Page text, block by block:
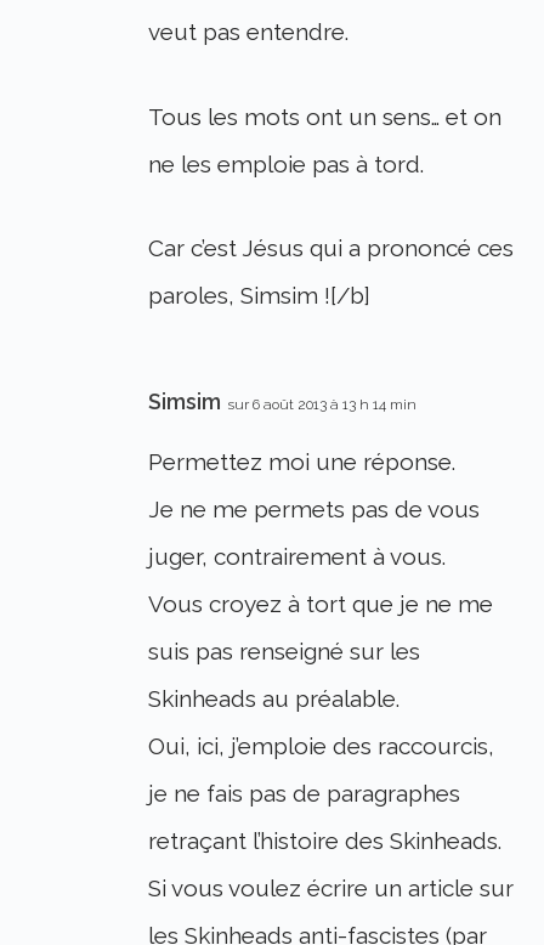
veut pas entendre.
Tous les mots ont un sens… et on
ne les emploie pas à tord.
Car c’est Jésus qui a prononcé ces
paroles, Simsim ![/b]
Simsim sur 6 août 2013 à 13 h 14 min
Permettez moi une réponse.
Je ne me permets pas de vous
juger, contrairement à vous.
Vous croyez à tort que je ne me
suis pas renseigné sur les
Skinheads au préalable.
Oui, ici, j’emploie des raccourcis,
je ne fais pas de paragraphes
retraçant l’histoire des Skinheads.
Si vous voulez écrire un article sur
les Skinheads anti-fascistes (par